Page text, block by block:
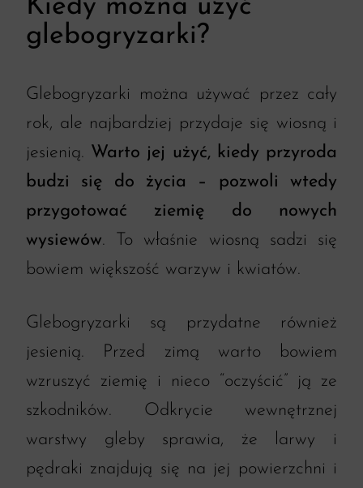
Kiedy można użyć
glebogryzarki?
Glebogryzarki można używać przez cały
rok, ale najbardziej przydaje się wiosną i
jesienią. Warto jej użyć, kiedy przyroda
budzi się do życia – pozwoli wtedy
przygotować ziemię do nowych
wysiewów. To właśnie wiosną sadzi się
bowiem większość warzyw i kwiatów.
Glebogryzarki są przydatne również
jesienią. Przed zimą warto bowiem
wzruszyć ziemię i nieco “oczyścić” ją ze
szkodników. Odkrycie wewnętrznej
warstwy gleby sprawia, że larwy i
pędraki znajdują się na jej powierzchni i